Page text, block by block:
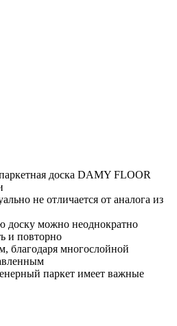
доска DAMY FLOOR
не отличается от аналога из
доску можно неоднократно
и повторно
благодаря многослойной
паркет имеет важные